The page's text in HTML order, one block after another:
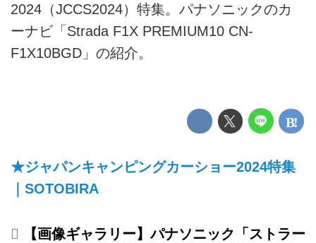
2024（JCCS2024）特集。パナソニックのカ
ーナビ「Strada F1X PREMIUM10 CN-
F1X10BGD」の紹介。
★ジャパンキャンピングカーショー2024特集
｜SOTOBIRA
【画像ギャラリー】パナソニック「ストラー